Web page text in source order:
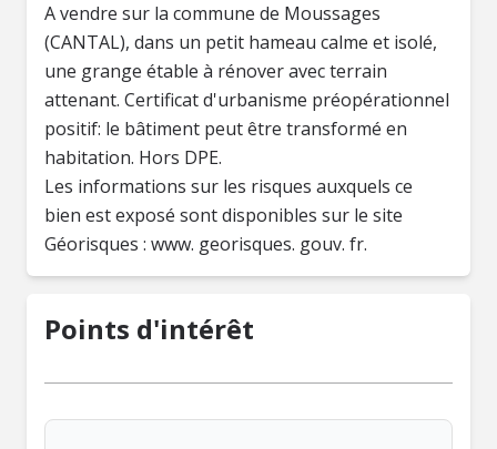
A vendre sur la commune de Moussages
(CANTAL), dans un petit hameau calme et isolé,
une grange étable à rénover avec terrain
attenant. Certificat d'urbanisme préopérationnel
positif: le bâtiment peut être transformé en
habitation. Hors DPE.
Les informations sur les risques auxquels ce
bien est exposé sont disponibles sur le site
Géorisques : www. georisques. gouv. fr.
Points d'intérêt